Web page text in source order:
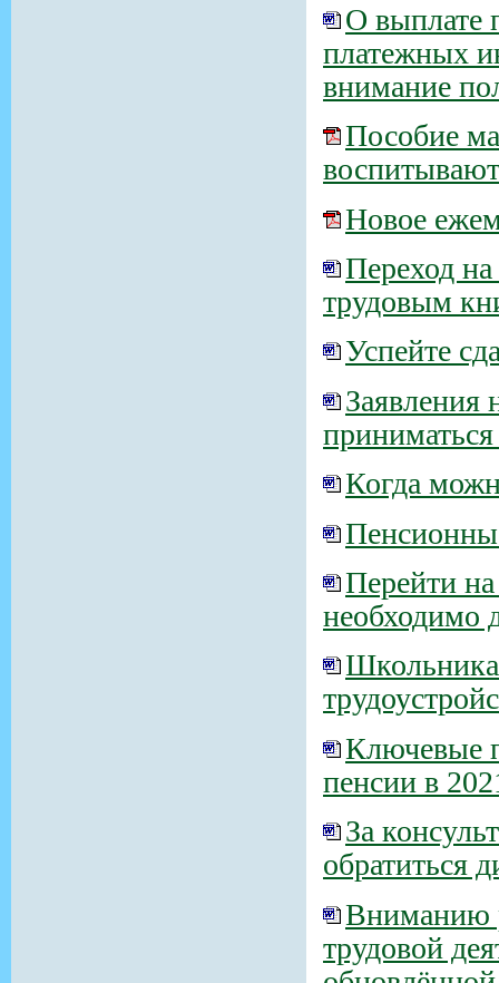
О выплате
платежных
внимание
Пособие
Новое
Переход
трудовым
Успейте
Заявления
Когда
Перейти
необходимо
Ключевые
пенсии в
За
обратиться
Вниманию
трудовой